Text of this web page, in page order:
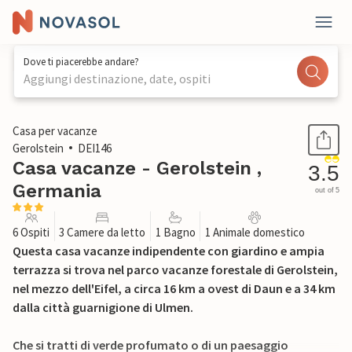
Dove ti piacerebbe andare?
Aggiungi destinazione, date, ospiti
1 / 45
Casa per vacanze
Gerolstein
DEI146
Casa vacanze - Gerolstein ,
Germania
3.5
out of 5
6 Ospiti 3 Camere da letto 1 Bagno 1 Animale domestico
Questa casa vacanze indipendente con giardino e ampia
terrazza si trova nel parco vacanze forestale di Gerolstein,
nel mezzo dell'Eifel, a circa 16 km a ovest di Daun e a 34 km
dalla città guarnigione di Ulmen.
Che si tratti di verde profumato o di un paesaggio